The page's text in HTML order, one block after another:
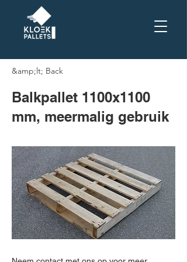
&amp;lt; Back
Balkpallet 1100x1100
mm, meermalig gebruik